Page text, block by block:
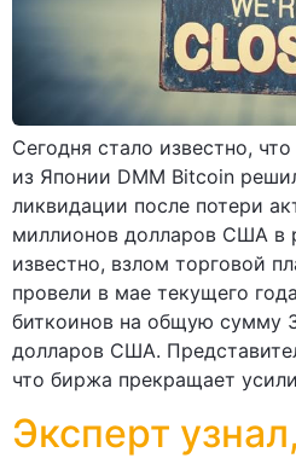
Сегодня стало известно,
из Японии DMM Bitcoin
ликвидации после потери
миллионов долларов США в
известно, взлом торговой
провели в мае текущего
биткоинов на общую сумму
долларов США.
что биржа прекращает
Эксперт